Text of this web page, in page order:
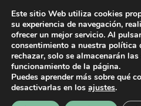
Este sitio Web utiliza cookies
su experiencia de navegación,
ofrecer un mejor servicio. Al
consentimiento a nuestra política
rechazar, solo se almacenarán
funcionamiento de la página.
Puedes aprender más sobre qué
desactivarlas en los ajustes.